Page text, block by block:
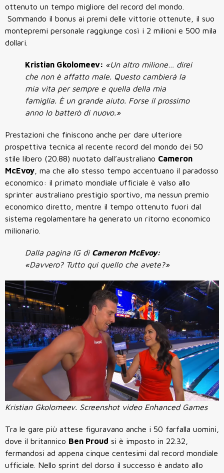
ottenuto un tempo migliore del record del mondo.
Sommando il bonus ai premi delle vittorie ottenute, il suo
montepremi personale raggiunge così i 2 milioni e 500 mila
dollari.
Kristian Gkolomeev: «Un altro milione… direi
che non è affatto male. Questo cambierà la
mia vita per sempre e quella della mia
famiglia. È un grande aiuto. Forse il prossimo
anno lo batterò di nuovo.»
Prestazioni che finiscono anche per dare ulteriore
prospettiva tecnica al recente record del mondo dei 50
stile libero (20.88) nuotato dall’australiano Cameron
McEvoy , ma che allo stesso tempo accentuano il paradosso
economico: il primato mondiale ufficiale è valso allo
sprinter australiano prestigio sportivo, ma nessun premio
economico diretto, mentre il tempo ottenuto fuori dal
sistema regolamentare ha generato un ritorno economico
milionario.
Dalla pagina IG di Cameron McEvoy:
«Davvero? Tutto qui quello che avete?»
Kristian Gkolomeev. Screenshot video Enhanced Games
Tra le gare più attese figuravano anche i 50 farfalla uomini,
dove il britannico Ben Proud si è imposto in 22.32,
fermandosi ad appena cinque centesimi dal record mondiale
ufficiale. Nello sprint del dorso il successo è andato allo